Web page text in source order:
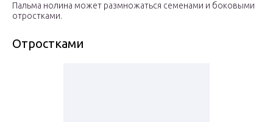
Пальма нолина может размножаться семенами и боковыми
отростками.
Отростками